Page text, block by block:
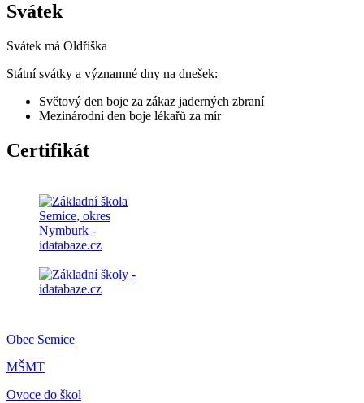
Svátek
Svátek má Oldřiška
Státní svátky a významné dny na dnešek:
Světový den boje za zákaz jaderných zbraní
Mezinárodní den boje lékařů za mír
Certifikát
Obec Semice
MŠMT
Ovoce do škol